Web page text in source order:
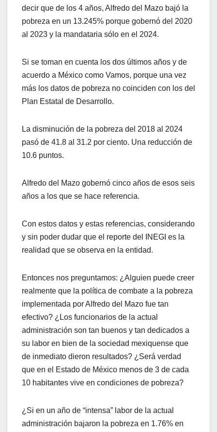
decir que de los 4 años, Alfredo del Mazo bajó la
pobreza en un 13.245% porque gobernó del 2020
al 2023 y la mandataria sólo en el 2024.
Si se toman en cuenta los dos últimos años y de
acuerdo a México como Vamos, porque una vez
más los datos de pobreza no coinciden con los del
Plan Estatal de Desarrollo.
La disminución de la pobreza del 2018 al 2024
pasó de 41.8 al 31.2 por ciento. Una reducción de
10.6 puntos.
Alfredo del Mazo gobernó cinco años de esos seis
años a los que se hace referencia.
Con estos datos y estas referencias, considerando
y sin poder dudar que el reporte del INEGI es la
realidad que se observa en la entidad.
Entonces nos preguntamos: ¿Alguien puede creer
realmente que la política de combate a la pobreza
implementada por Alfredo del Mazo fue tan
efectivo? ¿Los funcionarios de la actual
administración son tan buenos y tan dedicados a
su labor en bien de la sociedad mexiquense que
de inmediato dieron resultados? ¿Será verdad
que en el Estado de México menos de 3 de cada
10 habitantes vive en condiciones de pobreza?
¿Si en un año de “intensa” labor de la actual
administración bajaron la pobreza en 1.76% en